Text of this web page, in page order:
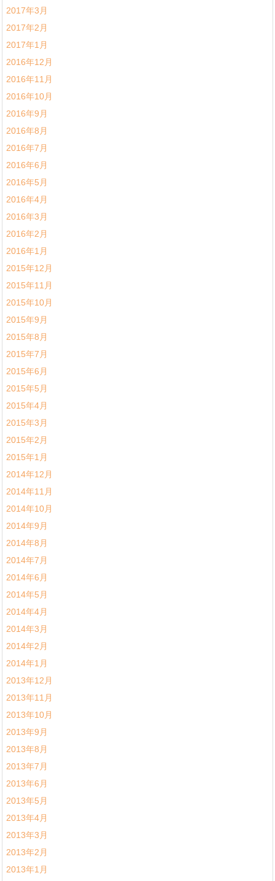
2017年3月
2017年2月
2017年1月
2016年12月
2016年11月
2016年10月
2016年9月
2016年8月
2016年7月
2016年6月
2016年5月
2016年4月
2016年3月
2016年2月
2016年1月
2015年12月
2015年11月
2015年10月
2015年9月
2015年8月
2015年7月
2015年6月
2015年5月
2015年4月
2015年3月
2015年2月
2015年1月
2014年12月
2014年11月
2014年10月
2014年9月
2014年8月
2014年7月
2014年6月
2014年5月
2014年4月
2014年3月
2014年2月
2014年1月
2013年12月
2013年11月
2013年10月
2013年9月
2013年8月
2013年7月
2013年6月
2013年5月
2013年4月
2013年3月
2013年2月
2013年1月